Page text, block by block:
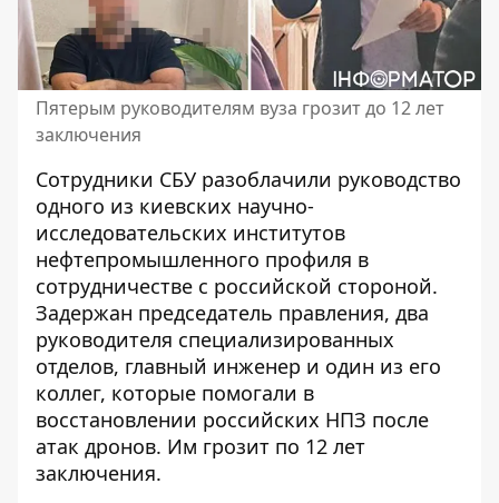
Пятерым руководителям вуза грозит до 12 лет
заключения
Сотрудники СБУ разоблачили руководство
одного из киевских научно-
исследовательских институтов
нефтепромышленного профиля в
сотрудничестве с российской стороной.
Задержан председатель правления, два
руководителя специализированных
отделов, главный инженер и один из его
коллег, которые помогали в
восстановлении российских НПЗ после
атак дронов. Им грозит по 12 лет
заключения.